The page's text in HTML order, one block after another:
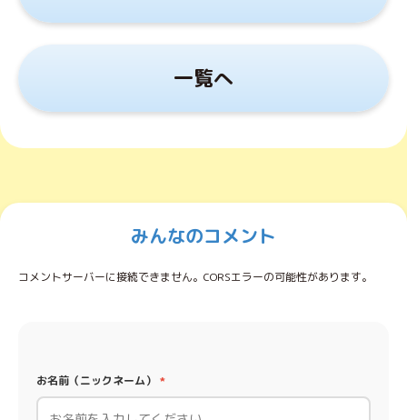
一覧へ
みんなのコメント
コメントサーバーに接続できません。CORSエラーの可能性があります。
お名前（ニックネーム） *